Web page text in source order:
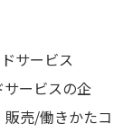
ービス
サービスの企
売/働きかたコ